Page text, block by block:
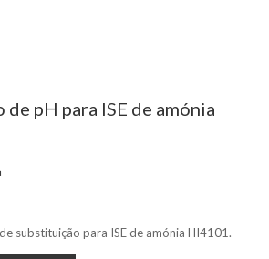
pH para ISE de amónia
substituição para ISE de amóniaHI4101.